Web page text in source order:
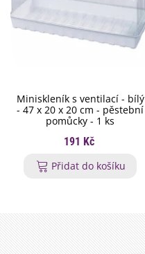
Miniskleník s ventilací - bílý
- 47 x 20 x 20 cm - pěstební
pomůcky - 1 ks
191 Kč
Přidat do košíku